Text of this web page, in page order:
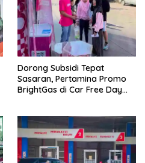
Dorong Subsidi Tepat
Sasaran, Pertamina Promo
BrightGas di Car Free Day